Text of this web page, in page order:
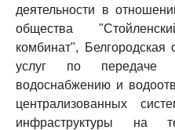
деятельности в
общества
комбинат", Белгородская
услуг по передаче
водоснабжению и
централизованных
инфраструктуры на